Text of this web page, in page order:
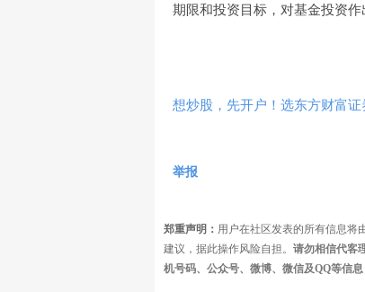
期限和投资目标，对基金投资作
想炒股，先开户！选东方财富
举报
郑重声明： 用户在社区发表的所有信息将
建议，据此操作风险自担。 请勿相信代客
机号码、公众号、微博、微信及QQ等信息